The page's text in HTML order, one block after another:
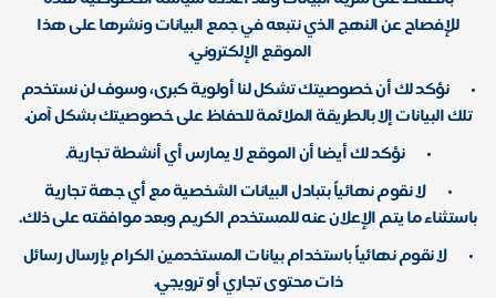
للإفصاح عن النهج الذي نتبعه في جمع البيانات ونشرها على هذا
الموقع الإلكتروني.
نؤكد لك أن خصوصيتك تشكل لنا أولوية كبرى، وسوف لن نستخدم
تلك البيانات إلا بالطريقة الملائمة للحفاظ على خصوصيتك بشكل آمن.
نؤكد لك أيضا أن الموقع لا يمارس أي أنشطة تجارية.
لا نقوم نهائياً بتبادل البيانات الشخصية مع أي جهة تجارية
باستثناء ما يتم الإعلان عنه للمستخدم الكريم وبعد موافقته على ذلك.
لا نقوم نهائياً باستخدام بيانات المستخدمين الكرام بإرسال رسائل
ذات محتوى تجاري أو ترويجي.